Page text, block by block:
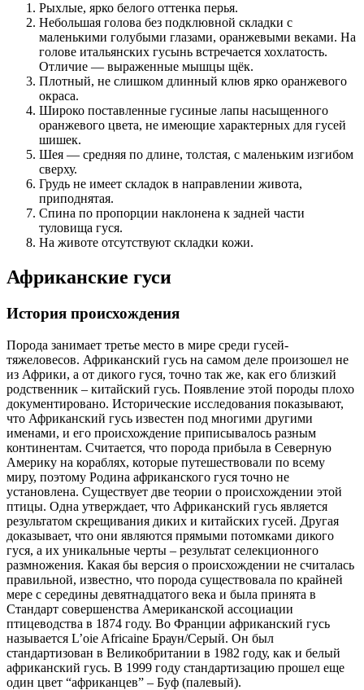
Рыхлые, ярко белого оттенка перья.
Небольшая голова без подклювной складки с
маленькими голубыми глазами, оранжевыми веками. На
голове итальянских гусынь встречается хохлатость.
Отличие — выраженные мышцы щёк.
Плотный, не слишком длинный клюв ярко оранжевого
окраса.
Широко поставленные гусиные лапы насыщенного
оранжевого цвета, не имеющие характерных для гусей
шишек.
Шея — средняя по длине, толстая, с маленьким изгибом
сверху.
Грудь не имеет складок в направлении живота,
приподнятая.
Спина по пропорции наклонена к задней части
туловища гуся.
На животе отсутствуют складки кожи.
Африканские гуси
История происхождения
Порода занимает третье место в мире среди гусей-
тяжеловесов. Африканский гусь на самом деле произошел не
из Африки, а от дикого гуся, точно так же, как его близкий
родственник – китайский гусь. Появление этой породы плохо
документировано. Исторические исследования показывают,
что Африканский гусь известен под многими другими
именами, и его происхождение приписывалось разным
континентам. Считается, что порода прибыла в Северную
Америку на кораблях, которые путешествовали по всему
миру, поэтому Родина африканского гуся точно не
установлена. Существует две теории о происхождении этой
птицы. Одна утверждает, что Африканский гусь является
результатом скрещивания диких и китайских гусей. Другая
доказывает, что они являются прямыми потомками дикого
гуся, а их уникальные черты – результат селекционного
размножения. Какая бы версия о происхождении не считалась
правильной, известно, что порода существовала по крайней
мере с середины девятнадцатого века и была принята в
Стандарт совершенства Американской ассоциации
птицеводства в 1874 году. Во Франции африканский гусь
называется L’oie Africaine Браун/Серый. Он был
стандартизован в Великобритании в 1982 году, как и белый
африканский гусь. В 1999 году стандартизацию прошел еще
один цвет “африканцев” – Буф (палевый).